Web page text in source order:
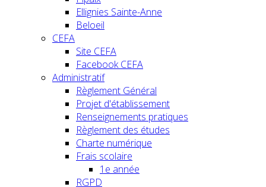
Ellignies Sainte-Anne
Beloeil
CEFA
Site CEFA
Facebook CEFA
Administratif
Règlement Général
Projet d'établissement
Renseignements pratiques
Règlement des études
Charte numérique
Frais scolaire
1e année
RGPD